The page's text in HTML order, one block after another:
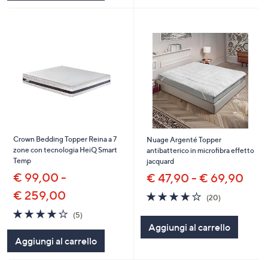
Crown Bedding Topper Reina a 7
zone con tecnologia HeiQ Smart
Temp
€ 99,00 -
€ 259,00
3.8
of
5
Stars
(5)
Aggiungi al carrello
Nuage Argenté Topper
antibatterico in microfibra effetto
jacquard
€ 47,90 - € 69,90
4.2
of
5
Stars
(20)
Aggiungi al carrello